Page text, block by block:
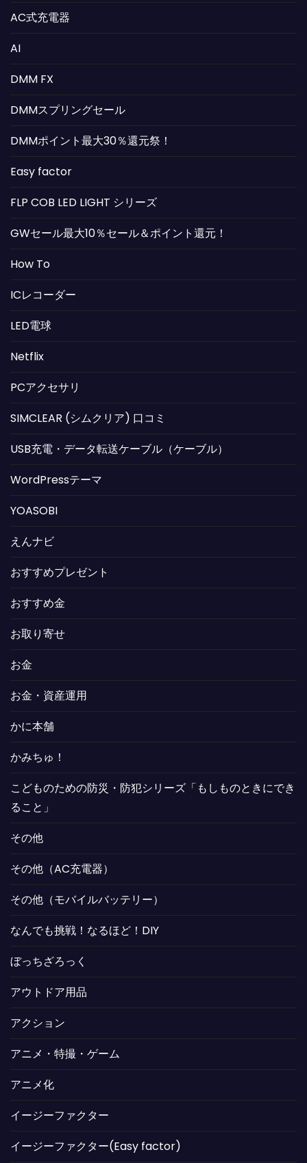
AC式充電器
AI
DMM FX
DMMスプリングセール
DMMポイント最大30％還元祭！
Easy factor
FLP COB LED LIGHT シリーズ
GWセール最大10％セール＆ポイント還元！
How To
ICレコーダー
LED電球
Netflix
PCアクセサリ
SIMCLEAR (シムクリア) 口コミ
USB充電・データ転送ケーブル（ケーブル）
WordPressテーマ
YOASOBI
えんナビ
おすすめプレゼント
おすすめ金
お取り寄せ
お金
お金・資産運用
かに本舗
かみちゅ！
こどものための防災・防犯シリーズ「もしものときにでき
ること」
その他
その他（AC充電器）
その他（モバイルバッテリー）
なんでも挑戦！なるほど！DIY
ぼっちざろっく
アウトドア用品
アクション
アニメ・特撮・ゲーム
アニメ化
イージーファクター
イージーファクター(Easy factor)